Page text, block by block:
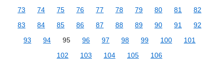
73
74 75 76 77 78 79 80 81
82
83
84 85 86 87 88 89 90 91
92
93
94 95 96 97 98 99 100
101
102
103 104 105 106